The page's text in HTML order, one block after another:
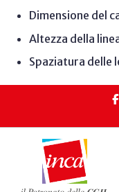
Dimensione del
Altezza della
Spaziatura delle